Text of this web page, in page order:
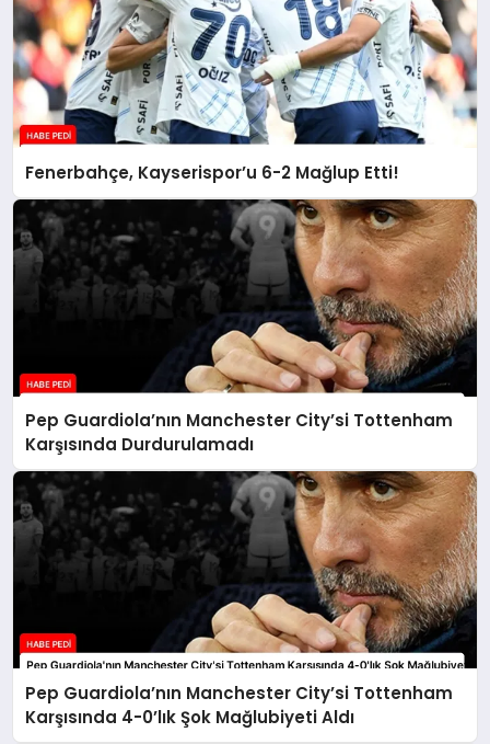
Fenerbahçe, Kayserispor’u 6-2 Mağlup Etti!
Pep Guardiola’nın Manchester City’si Tottenham
Karşısında Durdurulamadı
Pep Guardiola’nın Manchester City’si Tottenham
Karşısında 4-0’lık Şok Mağlubiyeti Aldı